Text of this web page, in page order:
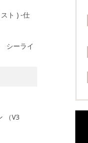
ト ) -仕
シーライ
（V3